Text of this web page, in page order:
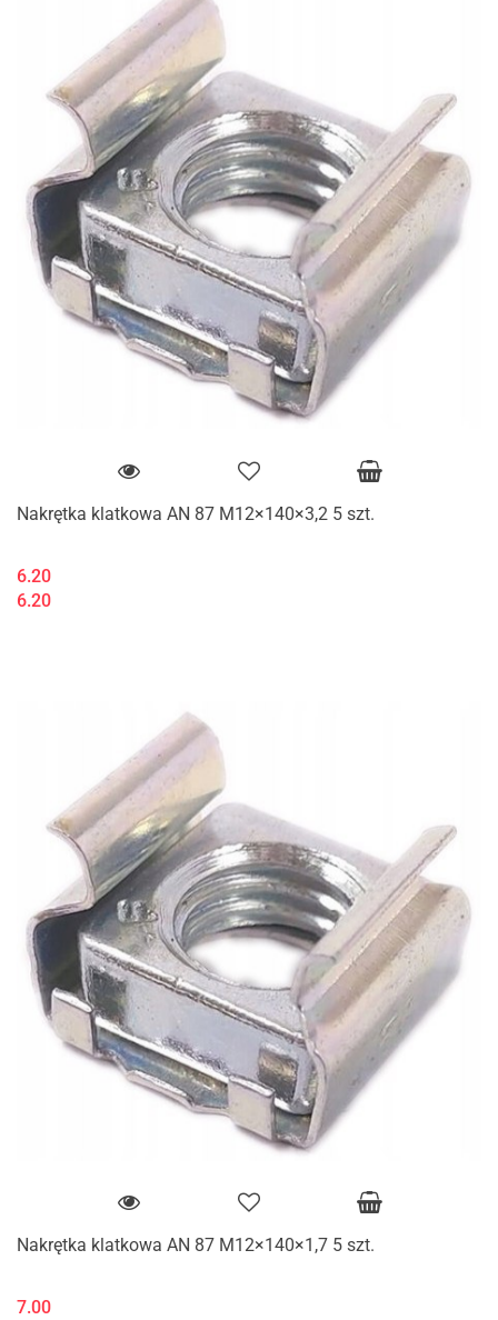
Nakrętka klatkowa AN 87 M12×140×3,2 5 szt.
6.20
6.20
Nakrętka klatkowa AN 87 M12×140×1,7 5 szt.
7.00